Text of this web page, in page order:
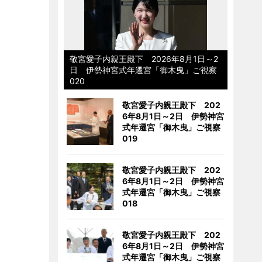
敬宮愛子内親王殿下 2026年8月1日～2
日 伊勢神宮式年遷宮「御木曳」ご視察
020
敬宮愛子内親王殿下 202
6年8月1日～2日 伊勢神宮
式年遷宮「御木曳」ご視察
019
敬宮愛子内親王殿下 202
6年8月1日～2日 伊勢神宮
式年遷宮「御木曳」ご視察
018
敬宮愛子内親王殿下 202
6年8月1日～2日 伊勢神宮
式年遷宮「御木曳」ご視察